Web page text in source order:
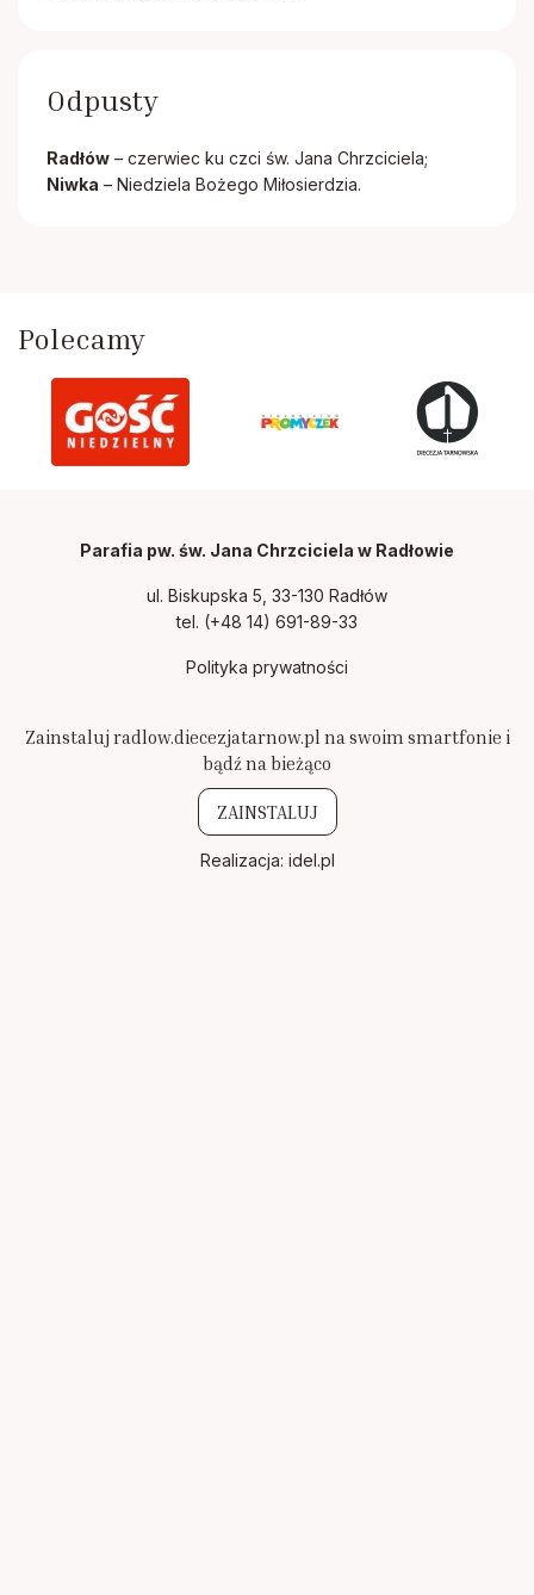
Odpusty
Radłów – czerwiec ku czci św. Jana Chrzciciela;
Niwka – Niedziela Bożego Miłosierdzia.
Polecamy
Parafia pw. św. Jana Chrzciciela w Radłowie
ul. Biskupska 5, 33-130 Radłów
tel. (+48 14) 691-89-33
Polityka prywatności
Zainstaluj radlow.diecezjatarnow.pl na swoim smartfonie i
bądź na bieżąco
ZAINSTALUJ
Realizacja: idel.pl